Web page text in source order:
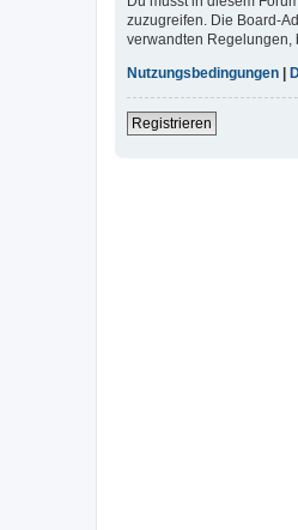
zuzugreifen. Die Board-
verwandten Regelungen,
Nutzungsbedingungen
Registrieren